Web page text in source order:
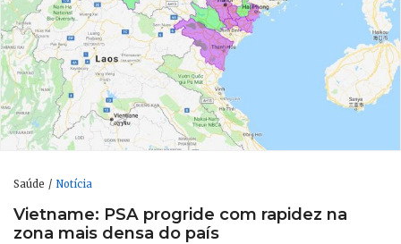
Saúde Notícia
Vietname: PSA progride com rapidez na
zona mais densa do país